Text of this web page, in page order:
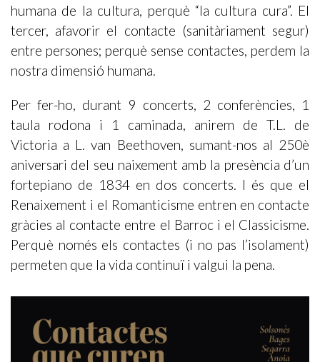
humana de la cultura, perquè “la cultura cura”. El
tercer, afavorir el contacte (sanitàriament segur)
entre persones; perquè sense contactes, perdem la
nostra dimensió humana.
Per fer-ho, durant 9 concerts, 2 conferències, 1
taula rodona i 1 caminada, anirem de T.L. de
Victoria a L. van Beethoven, sumant-nos al 250è
aniversari del seu naixement amb la presència d’un
fortepiano de 1834 en dos concerts. I és que el
Renaixement i el Romanticisme entren en contacte
gràcies al contacte entre el Barroc i el Classicisme.
Perquè només els contactes (i no pas l’isolament)
permeten que la vida continuï i valgui la pena.